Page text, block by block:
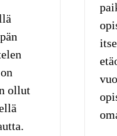
ollut